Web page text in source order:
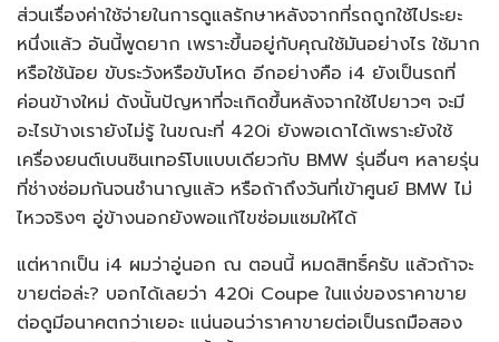
ส่วนเรื่องค่าใช้จ่ายในการดูแลรักษาหลังจากที่รถถูกใช้ไประยะ
หนึ่งแล้ว อันนี้พูดยาก เพราะขึ้นอยู่กับคุณใช้มันอย่างไร ใช้มาก
หรือใช้น้อย ขับระวังหรือขับโหด อีกอย่างคือ i4 ยังเป็นรถที่
ค่อนข้างใหม่ ดังนั้นปัญหาที่จะเกิดขึ้นหลังจากใช้ไปยาวๆ จะมี
อะไรบ้างเรายังไม่รู้ ในขณะที่ 420i ยังพอเดาได้เพราะยังใช้
เครื่องยนต์เบนซินเทอร์โบแบบเดียวกับ BMW รุ่นอื่นๆ หลายรุ่น
ที่ช่างซ่อมกันจนชำนาญแล้ว หรือถ้าถึงวันที่เข้าศูนย์ BMW ไม่
ไหวจริงๆ อู่ข้างนอกยังพอแก้ไขซ่อมแซมให้ได้
แต่หากเป็น i4 ผมว่าอู่นอก ณ ตอนนี้ หมดสิทธิ์ครับ แล้วถ้าจะ
ขายต่อล่ะ? บอกได้เลยว่า 420i Coupe ในแง่ของราคาขาย
ต่อดูมีอนาคตกว่าเยอะ แน่นอนว่าราคาขายต่อเป็นรถมือสอง